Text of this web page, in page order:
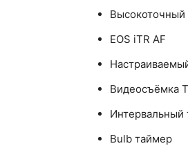
Высокоточный
EOS iTR AF
Видеосъёмка
Интервальный
Bulb таймер